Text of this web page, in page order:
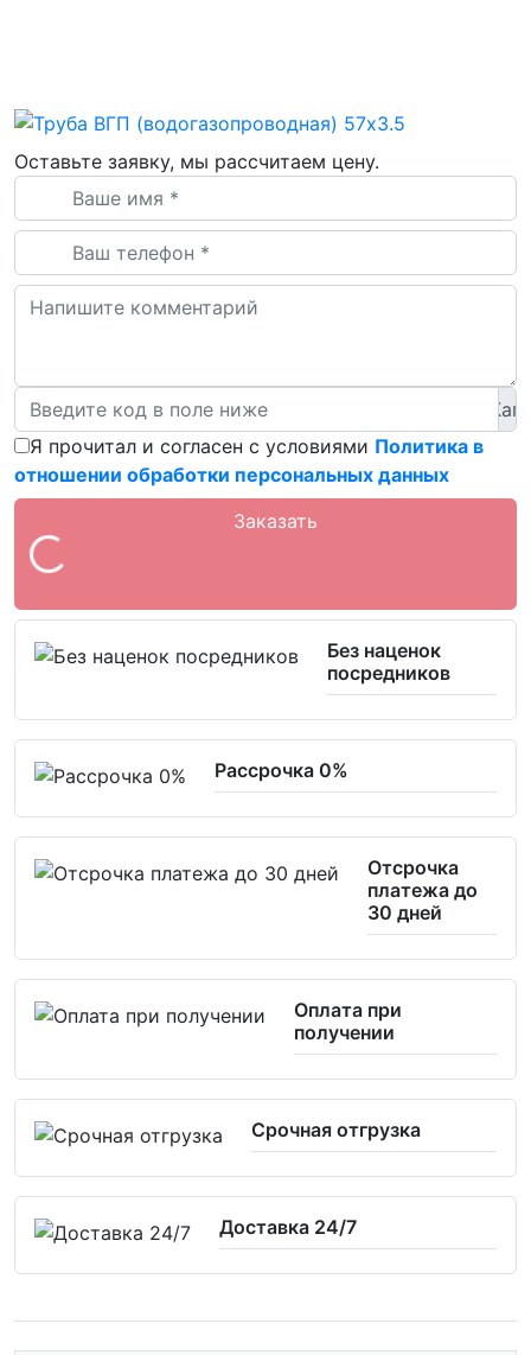
Оставьте заявку, мы рассчитаем цену.
Я прочитал и согласен с условиями Политика в
отношении обработки персональных данных
Заказать
Без наценок
посредников
Рассрочка 0%
Отсрочка
платежа до
30 дней
Оплата при
получении
Срочная отгрузка
Доставка 24/7